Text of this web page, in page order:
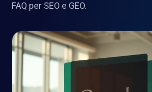
FAQ per SEO e GEO.